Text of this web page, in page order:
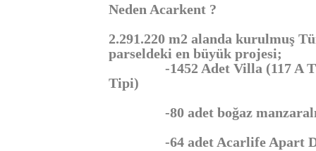
Neden Acarkent ?
2.291.220 m2 alanda kurulmuş
parseldeki en büyük projesi;
-1452 Adet Villa (117 A
Tipi)
-80 adet boğaz manzaralı
-64 adet Acarlife Apart